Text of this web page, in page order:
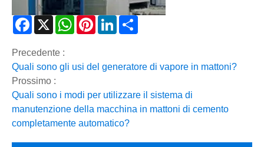
Facebook
X WhatsAppPinterestLinkedIn
Precedente :
Quali sono gli usi del generatore di vapore in mattoni?
Prossimo :
Quali sono i modi per utilizzare il sistema di
manutenzione della macchina in mattoni di cemento
completamente automatico?